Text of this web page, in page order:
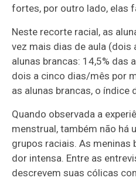
fortes, por outro lado, elas
Neste recorte racial, as
vez mais dias de aula (dois
alunas brancas: 14,5% das
dois a cinco dias/mês por
as alunas brancas, o índice
Quando observada a
menstrual, também não há
grupos raciais. As meninas
dor intensa. Entre as
descrevem suas cólicas